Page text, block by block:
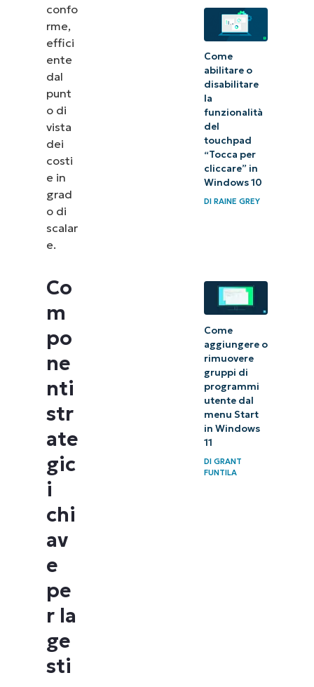
confo
rme,
effici
ente
dal
punt
o di
vista
dei
costi
e in
grad
o di
scalar
e.
Co
m
po
ne
nti
str
ate
gic
i
chi
av
e
pe
r la
ge
sti
Come
abilitare o
disabilitare
la
funzionalità
del
touchpad
“Tocca per
cliccare” in
Windows 10
DIRAINE GREY
Come
aggiungere o
rimuovere
gruppi di
programmi
utente dal
menu Start
in Windows
11
DIGRANT
FUNTILA